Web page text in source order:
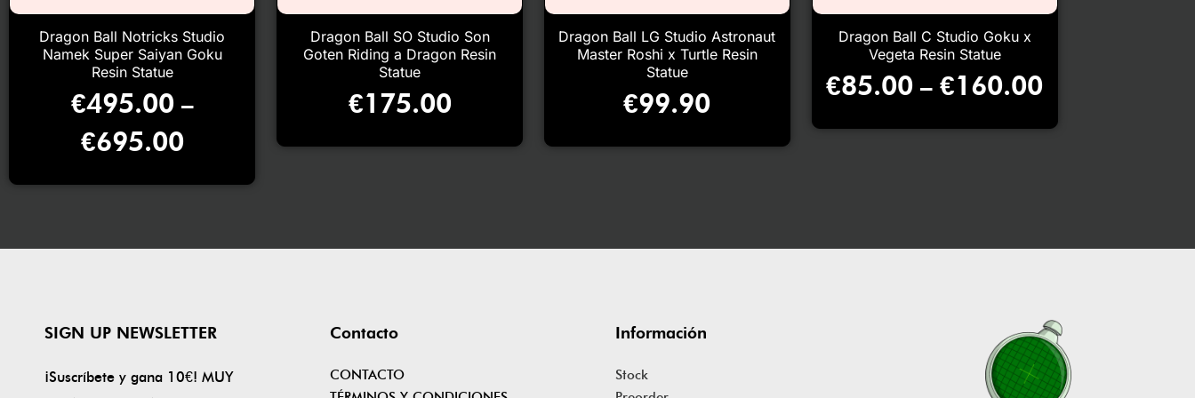
Dragon Ball Notricks Studio
Namek Super Saiyan Goku
Resin Statue
€495.00 –
€695.00
Dragon Ball SO Studio Son
Goten Riding a Dragon Resin
Statue
€175.00
Dragon Ball LG Studio Astronaut
Master Roshi x Turtle Resin
Statue
€99.90
Dragon Ball C Studio Goku x
Vegeta Resin Statue
€85.00 – €160.00
SIGN UP NEWSLETTER
¡Suscríbete y gana 10€! MUY
Contacto
CONTACTO
Información
Stock